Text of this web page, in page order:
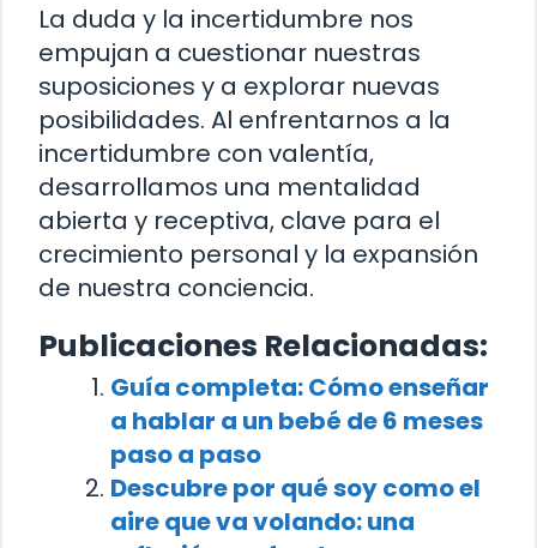
La duda y la incertidumbre nos
empujan a cuestionar nuestras
suposiciones y a explorar nuevas
posibilidades. Al enfrentarnos a la
incertidumbre con valentía,
desarrollamos una mentalidad
abierta y receptiva, clave para el
crecimiento personal y la expansión
de nuestra conciencia.
Publicaciones Relacionadas:
Guía completa: Cómo enseñar
a hablar a un bebé de 6 meses
paso a paso
Descubre por qué soy como el
aire que va volando: una